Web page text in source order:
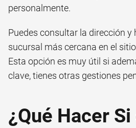
personalmente.
Puedes consultar la dirección y
sucursal más cercana en el
Esta opción es muy útil si
clave, tienes otras gestiones
¿Qué Hacer Si